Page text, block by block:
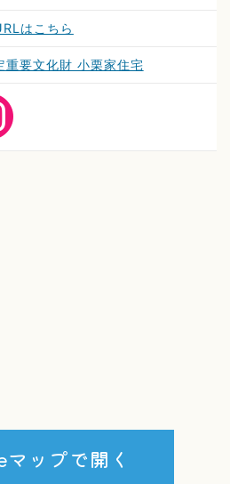
はこちら
重要文化財 小栗家住宅
ップで開く